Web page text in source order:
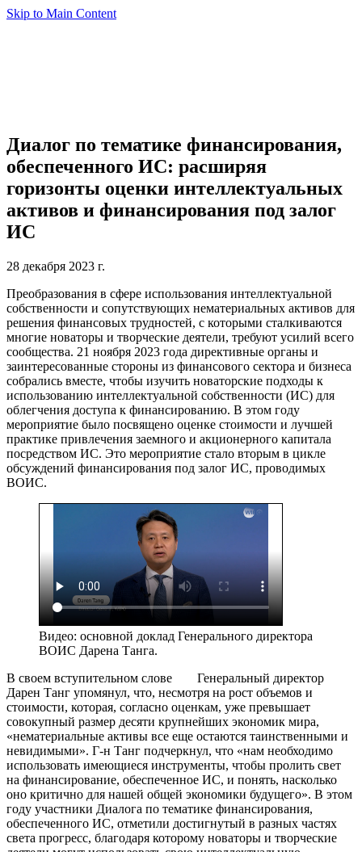
Skip to Main Content
Диалог по тематике финансирования,
обеспеченного ИС: расширяя
горизонты оценки интеллектуальных
активов и финансирования под залог
ИС
28 декабря 2023 г.
Преобразования в сфере использования интеллектуальной
собственности и сопутствующих нематериальных активов для
решения финансовых трудностей, с которыми сталкиваются
многие новаторы и творческие деятели, требуют усилий всего
сообщества. 21 ноября 2023 года директивные органы и
заинтересованные стороны из финансового сектора и бизнеса
собрались вместе, чтобы изучить новаторские подходы к
использованию интеллектуальной собственности (ИС) для
облегчения доступа к финансированию. В этом году
мероприятие было посвящено оценке стоимости и лучшей
практике привлечения заемного и акционерного капитала
посредством ИС. Это мероприятие стало вторым в цикле
обсуждений финансирования под залог ИС, проводимых
ВОИС.
Видео: основной доклад Генерального директора
ВОИС Дарена Танга.
В своем вступительном слове
Генеральный директор
Дарен Танг упомянул, что, несмотря на рост объемов и
стоимости, которая, согласно оценкам, уже превышает
совокупный размер десяти крупнейших экономик мира,
«нематериальные активы все еще остаются таинственными и
невидимыми». Г-н Танг подчеркнул, что «нам необходимо
использовать имеющиеся инструменты, чтобы пролить свет
на финансирование, обеспеченное ИС, и понять, насколько
оно критично для нашей общей экономики будущего». В этом
году участники Диалога по тематике финансирования,
обеспеченного ИС, отметили достигнутый в разных частях
света прогресс, благодаря которому новаторы и творческие